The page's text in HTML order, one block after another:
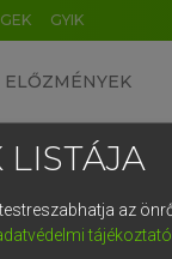
GYIK
ELŐZMÉNYEK
LISTÁJA
az
DE CN FR ES IT